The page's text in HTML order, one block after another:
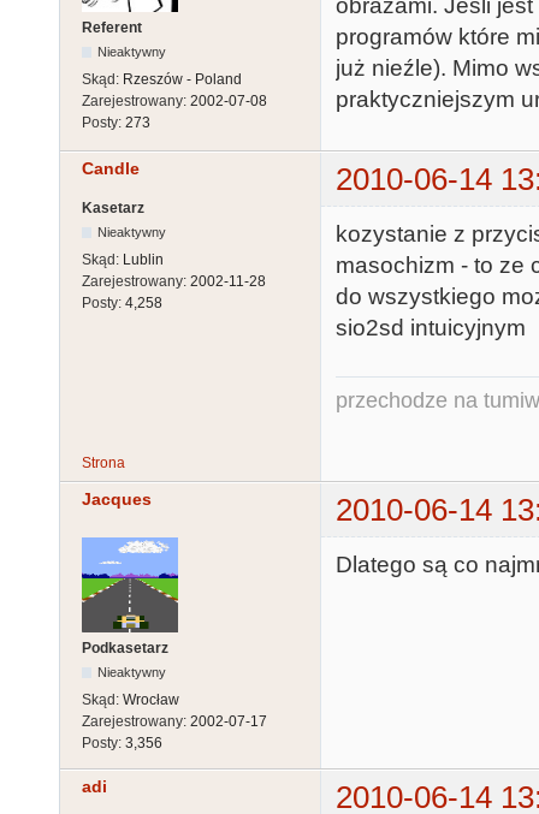
Referent
Nieaktywny
Skąd: Rzeszów - Poland
Zarejestrowany: 2002-07-08
Posty: 273
obrazami. Jeśli
programów które
już nieźle). Mimo
praktyczniejszym
Candle 2010-06-14
Kasetarz
Nieaktywny
Skąd: Lublin
Zarejestrowany: 2002-11-28
Posty: 4,258
kozystanie z
masochizm - to ze
do wszystkiego
sio2sd intuicyjnym
przechodze na
Strona
Jacques 2010-06-14
Podkasetarz
Nieaktywny
Skąd: Wrocław
Zarejestrowany: 2002-07-17
Posty: 3,356
Dlatego są co
adi
2010-06-14